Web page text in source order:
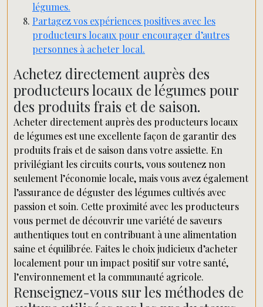
légumes.
Partagez vos expériences positives avec les
producteurs locaux pour encourager d’autres
personnes à acheter local.
Achetez directement auprès des
producteurs locaux de légumes pour
des produits frais et de saison.
Acheter directement auprès des producteurs locaux
de légumes est une excellente façon de garantir des
produits frais et de saison dans votre assiette. En
privilégiant les circuits courts, vous soutenez non
seulement l’économie locale, mais vous avez également
l’assurance de déguster des légumes cultivés avec
passion et soin. Cette proximité avec les producteurs
vous permet de découvrir une variété de saveurs
authentiques tout en contribuant à une alimentation
saine et équilibrée. Faites le choix judicieux d’acheter
localement pour un impact positif sur votre santé,
l’environnement et la communauté agricole.
Renseignez-vous sur les méthodes de